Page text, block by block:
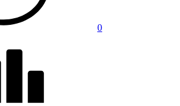
0